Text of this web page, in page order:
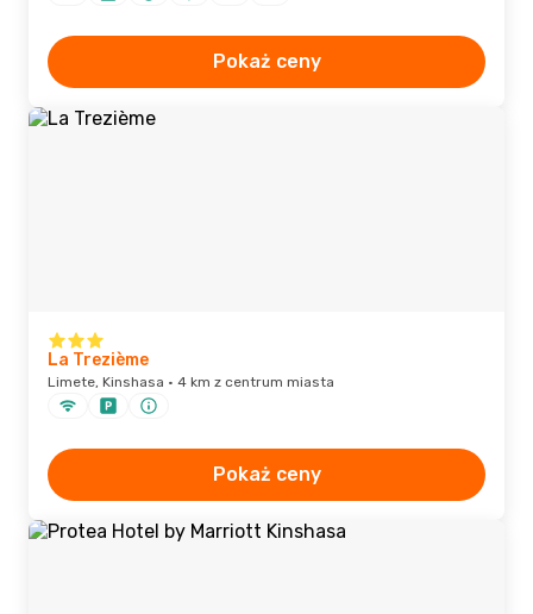
Pokaż ceny
La Trezième
Limete, Kinshasa · 4 km z centrum miasta
Pokaż ceny